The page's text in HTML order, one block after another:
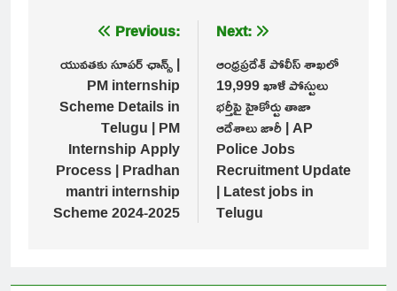
navigation
Previous:
యువతకు సూపర్ ఛాన్స్ |
PM internship
Scheme Details in
Telugu | PM
Internship Apply
Process | Pradhan
mantri internship
Scheme 2024-2025
Next:
ఆంధ్రప్రదేశ్ పోలీస్ శాఖలో
19,999 ఖాళీ పోస్టులు
భర్తీపై హైకోర్టు తాజా
ఆదేశాలు జారీ | AP
Police Jobs
Recruitment Update
| Latest jobs in
Telugu